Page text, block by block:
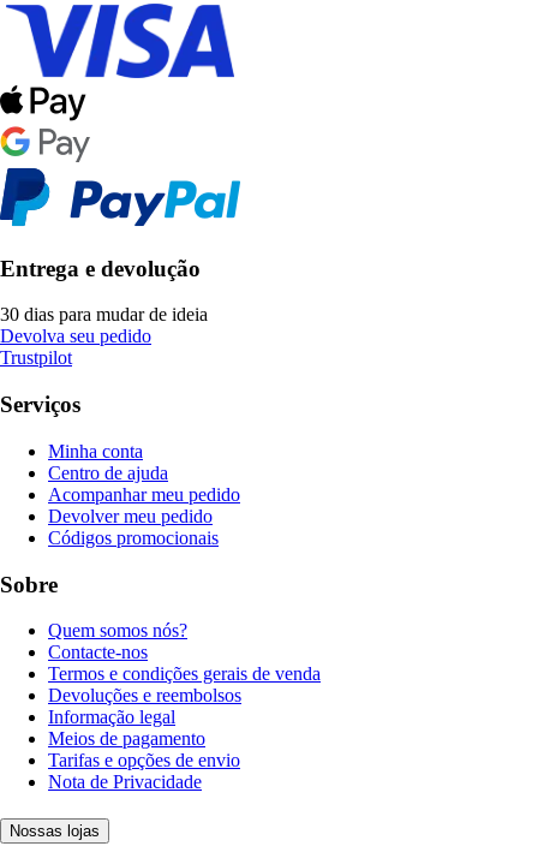
Entrega e devolução
30 dias para mudar de ideia
Devolva seu pedido
Trustpilot
Serviços
Minha conta
Centro de ajuda
Acompanhar meu pedido
Devolver meu pedido
Códigos promocionais
Sobre
Quem somos nós?
Contacte-nos
Termos e condições gerais de venda
Devoluções e reembolsos
Informação legal
Meios de pagamento
Tarifas e opções de envio
Nota de Privacidade
Nossas lojas